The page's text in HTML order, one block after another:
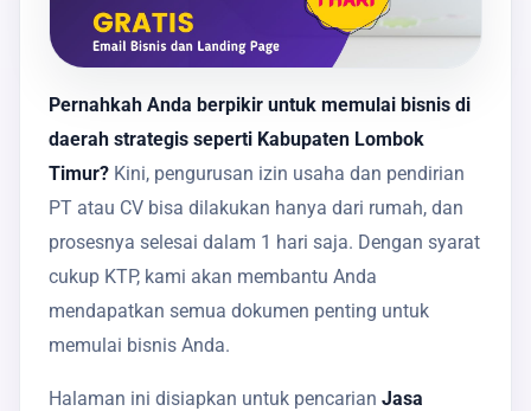
Pernahkah Anda berpikir untuk memulai bisnis di
daerah strategis seperti Kabupaten Lombok
Timur? Kini, pengurusan izin usaha dan pendirian
PT atau CV bisa dilakukan hanya dari rumah, dan
prosesnya selesai dalam 1 hari saja. Dengan syarat
cukup KTP, kami akan membantu Anda
mendapatkan semua dokumen penting untuk
memulai bisnis Anda.
Halaman ini disiapkan untuk pencarian Jasa